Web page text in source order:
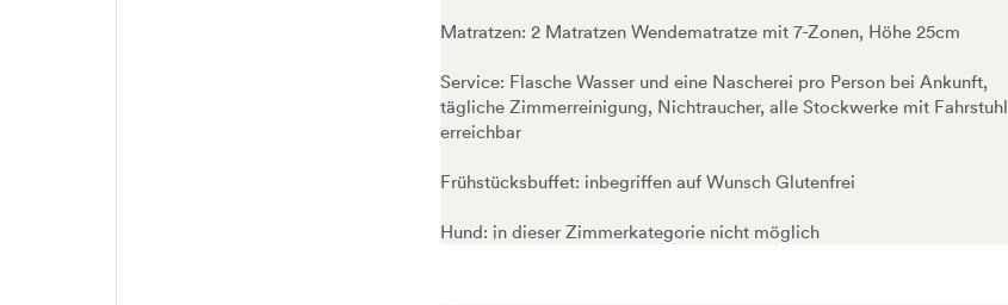
Matratzen: 2 Matratzen Wendematratze mit 7-Zonen, Höhe 25cm
Service: Flasche Wasser und eine Nascherei pro Person bei Ankunft,
tägliche Zimmerreinigung, Nichtraucher, alle Stockwerke mit Fahrstuhl
erreichbar
Frühstücksbuffet: inbegriffen auf Wunsch Glutenfrei
Hund: in dieser Zimmerkategorie nicht möglich